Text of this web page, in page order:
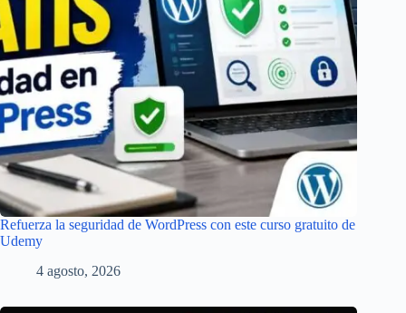
Refuerza la seguridad de WordPress con este curso gratuito de
Udemy
4 agosto, 2026